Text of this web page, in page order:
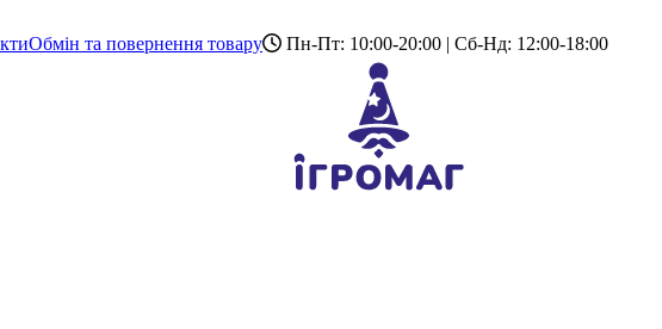
Обмін та повернення товару Пн-Пт: 10:00-20:00 | Сб-Нд: 12:00-18:00